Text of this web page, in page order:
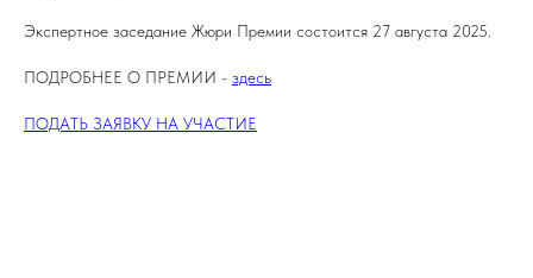
Экспертное заседание Жюри Премии состоится 27 августа 2025.
ПОДРОБНЕЕ О ПРЕМИИ - здесь
ПОДАТЬ ЗАЯВКУ НА УЧАСТИЕ